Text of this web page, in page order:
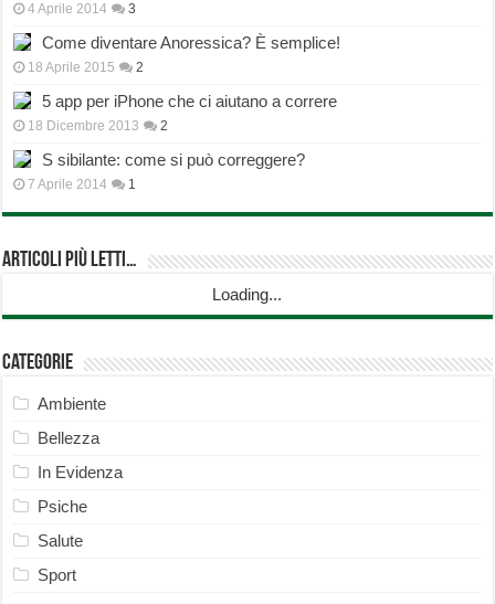
4 Aprile 2014 3
Come diventare Anoressica? È semplice!
18 Aprile 2015 2
5 app per iPhone che ci aiutano a correre
18 Dicembre 2013 2
S sibilante: come si può correggere?
7 Aprile 2014 1
Articoli più Letti…
Loading...
Categorie
Ambiente
Bellezza
In Evidenza
Psiche
Salute
Sport